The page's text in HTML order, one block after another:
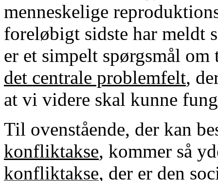
menneskelige
foreløbigt sidste har meldt
er et simpelt spørgsmål
det centrale problemfelt,
at vi videre skal kunne
Til ovenstående, der kan
konfliktakse, kommer så
konfliktakse, der er den